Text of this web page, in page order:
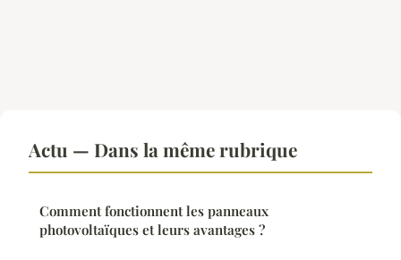
Actu — Dans la même rubrique
Comment fonctionnent les panneaux
photovoltaïques et leurs avantages ?